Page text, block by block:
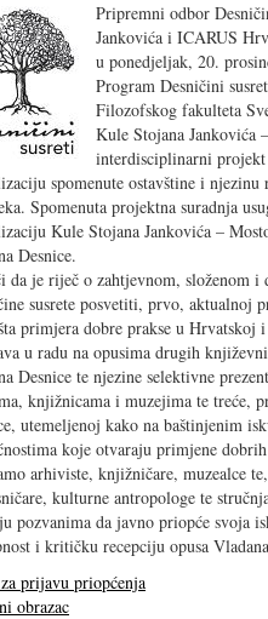
Pripremni odbor
Jankovića i ICARUS
u ponedjeljak, 20.
Program Desničini
Filozofskog fakulteta
Kule Stojana
interdisciplinarni projekt
spomenute ostavštine i
Spomenuta projektna suradnja
Kule Stojana Jankovića –
Desnice.
da je riječ o zahtjevnom, složenom
susrete posvetiti, prvo, aktualnoj
primjera dobre prakse u
u radu na opusima drugih
Desnice te njezine selektivne
knjižnicama i muzejima te treće,
utemeljenoj kako na baštinjenim
koje otvaraju primjene
arhiviste, knjižničare, muzealce
kulturne antropologe te
pozvanima da javno priopće
i kritičku recepciju opusa
prijavu priopćenja
obrazac